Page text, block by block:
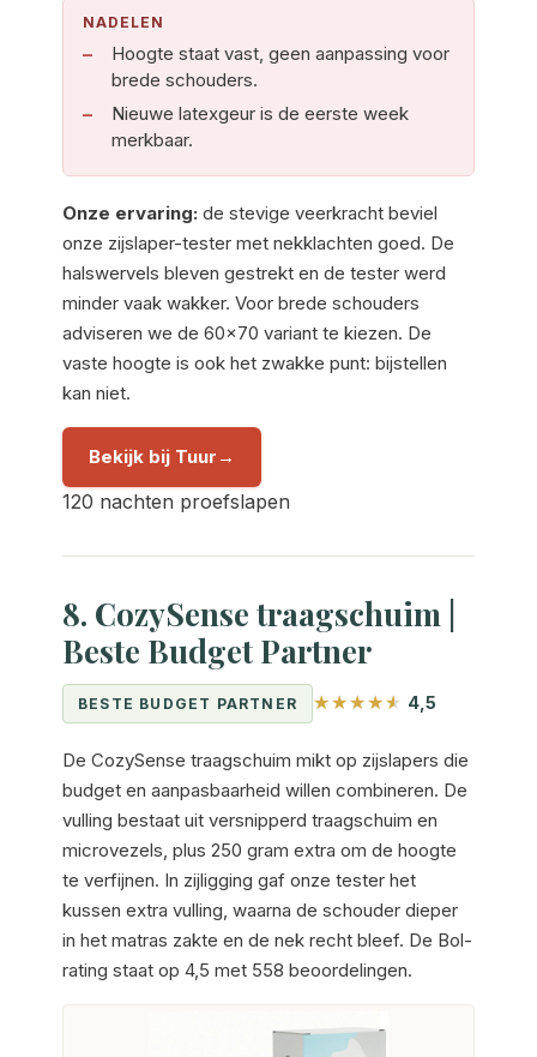
NADELEN
Hoogte staat vast, geen aanpassing voor
brede schouders.
Nieuwe latexgeur is de eerste week
merkbaar.
Onze ervaring: de stevige veerkracht beviel
onze zijslaper-tester met nekklachten goed. De
halswervels bleven gestrekt en de tester werd
minder vaak wakker. Voor brede schouders
adviseren we de 60×70 variant te kiezen. De
vaste hoogte is ook het zwakke punt: bijstellen
kan niet.
Bekijk bij Tuur
120 nachten proefslapen
8. CozySense traagschuim |
Beste Budget Partner
BESTE BUDGET PARTNER 4,5
De CozySense traagschuim mikt op zijslapers die
budget en aanpasbaarheid willen combineren. De
vulling bestaat uit versnipperd traagschuim en
microvezels, plus 250 gram extra om de hoogte
te verfijnen. In zijligging gaf onze tester het
kussen extra vulling, waarna de schouder dieper
in het matras zakte en de nek recht bleef. De Bol-
rating staat op 4,5 met 558 beoordelingen.